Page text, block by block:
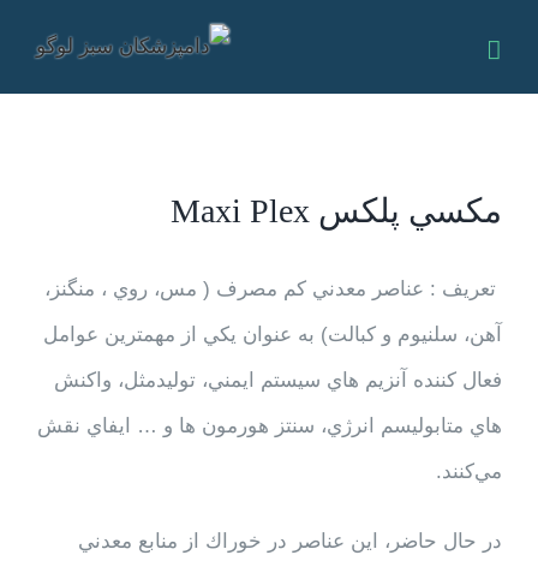
مكسي پلكس Maxi Plex
تعریف : عناصر معدني كم مصرف ( مس، روي ، منگنز،
آهن، سلنيوم و كبالت) به عنوان يكي از مهمترين عوامل
فعال كننده آنزيم هاي سيستم ايمني، توليدمثل، واكنش
هاي متابوليسم انرژي، سنتز هورمون ها و … ايفاي نقش
مي‌كنند.
در حال حاضر، اين عناصر در خوراك از منابع معدني